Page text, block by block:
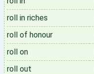
roll in riches
roll of honour
roll on
roll out